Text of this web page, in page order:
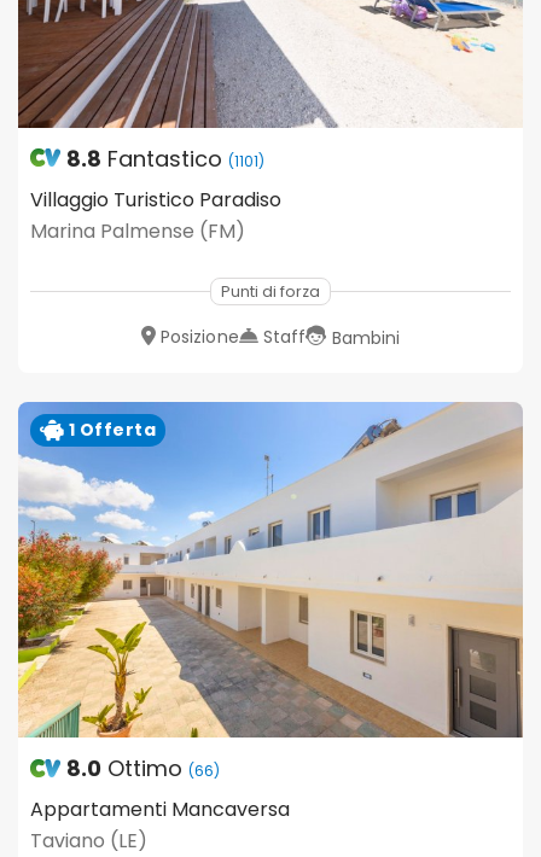
8.8 Fantastico (1101)
Villaggio Turistico Paradiso
Marina Palmense (FM)
Punti di forza
Posizione Staff Bambini
1 Offerta
8.0 Ottimo (66)
Appartamenti Mancaversa
Taviano (LE)